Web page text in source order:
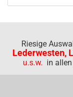
Riesige
Lederwesten,
u.s.w. in allen